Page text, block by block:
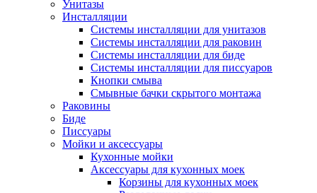
Унитазы
Инсталляции
Системы инсталляции для унитазов
Системы инсталляции для раковин
Системы инсталляции для биде
Системы инсталляции для писсуаров
Кнопки смыва
Смывные бачки скрытого монтажа
Раковины
Биде
Писсуары
Мойки и аксессуары
Кухонные мойки
Аксессуары для кухонных моек
Корзины для кухонных моек